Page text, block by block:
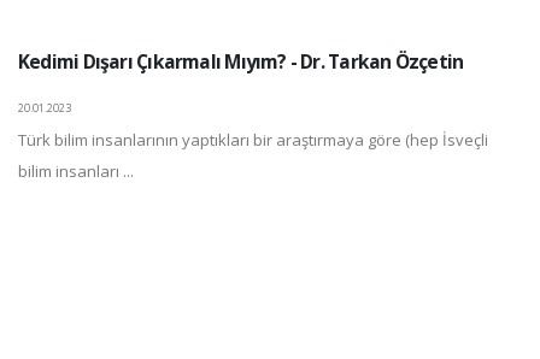
Kedimi Dışarı Çıkarmalı Mıyım? - Dr. Tarkan Özçetin
20.01.2023
Türk bilim insanlarının yaptıkları bir araştırmaya göre (hep İsveçli
bilim insanları ...